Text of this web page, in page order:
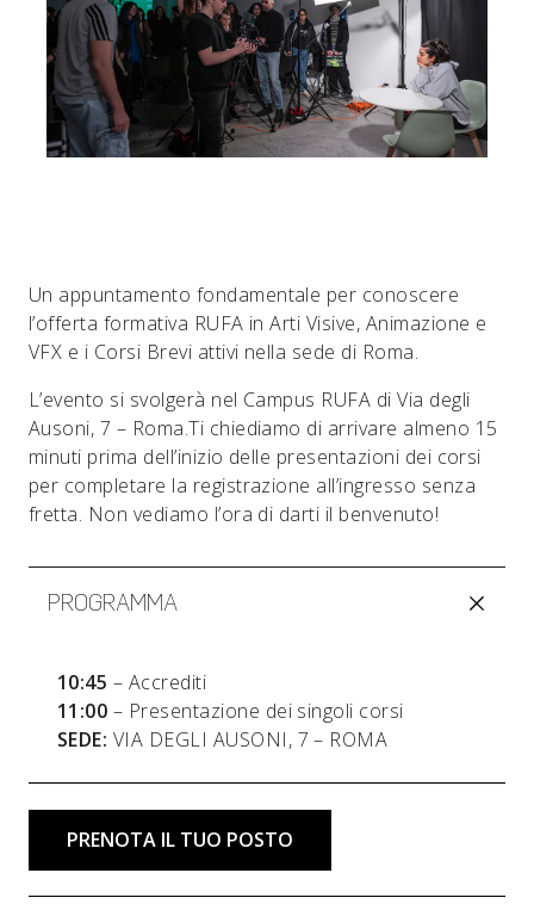
Un appuntamento fondamentale per conoscere
l’offerta formativa RUFA in Arti Visive, Animazione e
VFX e i Corsi Brevi attivi nella sede di Roma.
L’evento si svolgerà nel Campus RUFA di Via degli
Ausoni, 7 – Roma.Ti chiediamo di arrivare almeno 15
minuti prima dell’inizio delle presentazioni dei corsi
per completare la registrazione all’ingresso senza
fretta. Non vediamo l’ora di darti il benvenuto!
PROGRAMMA
10:45 – Accrediti
11:00 – Presentazione dei singoli corsi
SEDE: VIA DEGLI AUSONI, 7 – ROMA
PRENOTA IL TUO POSTO